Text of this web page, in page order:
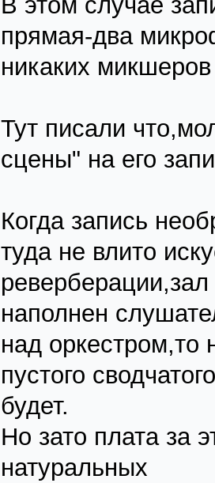
прямая-два
никаких
Тут писали
сцены" на его
Когда запись
туда не влито
наполнен
над оркестром,то
пустого
будет.
Но зато плата за
натуральных